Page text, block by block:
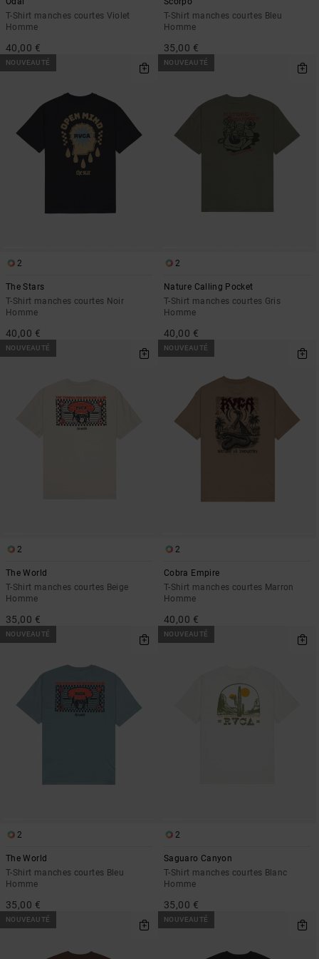
T-Shirt manches courtes Violet
Homme
40,00 €
T-Shirt manches courtes Bleu
Homme
35,00 €
NOUVEAUTÉ
2
The Stars
T-Shirt manches courtes Noir
Homme
40,00 €
NOUVEAUTÉ
2
Nature Calling Pocket
T-Shirt manches courtes Gris
Homme
40,00 €
NOUVEAUTÉ
2
The World
T-Shirt manches courtes Beige
Homme
35,00 €
NOUVEAUTÉ
2
Cobra Empire
T-Shirt manches courtes Marron
Homme
40,00 €
NOUVEAUTÉ
2
The World
T-Shirt manches courtes Bleu
Homme
35,00 €
NOUVEAUTÉ
2
Saguaro Canyon
T-Shirt manches courtes Blanc
Homme
35,00 €
NOUVEAUTÉ NOUVEAUTÉ